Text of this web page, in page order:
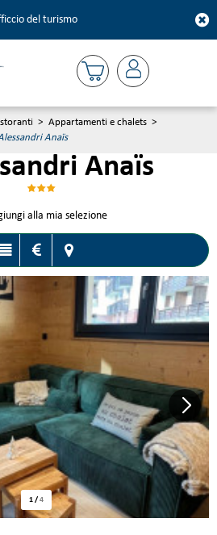
del turismo
> Appartamenti e chalets >
Anaïs
Anaïs
alla mia selezione
1/4